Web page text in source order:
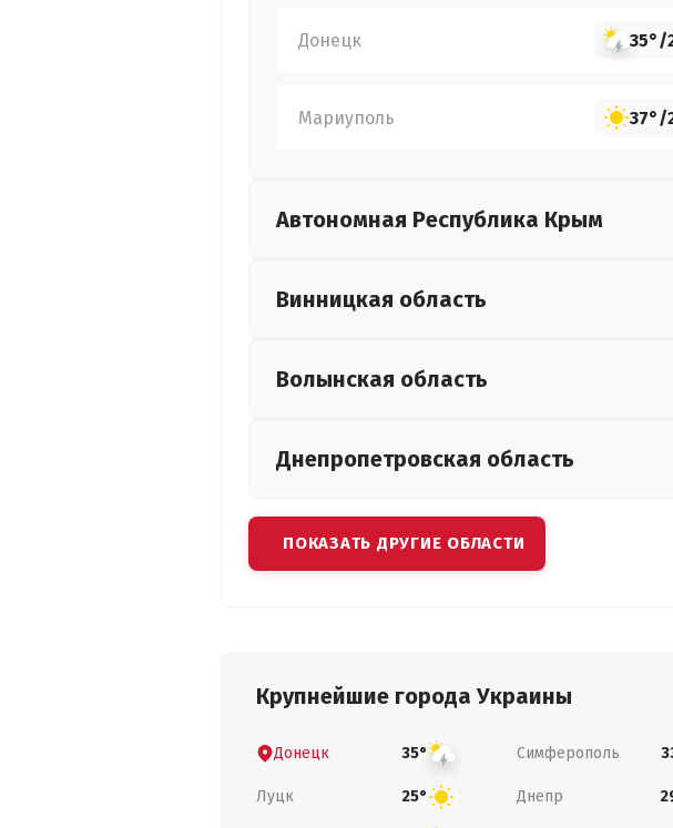
Донецк 35°/
Мариуполь 37°/
Автономная Республика Крым
Винницкая область
Волынская область
Днепропетровская область
ПОКАЗАТЬ ДРУГИЕ ОБЛАСТИ
Крупнейшие города Украины
Донецк 35° Симферополь
Луцк 25° Днепр